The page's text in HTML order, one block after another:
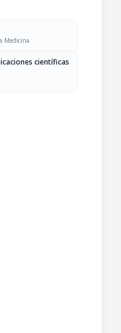
Medicina
científicas